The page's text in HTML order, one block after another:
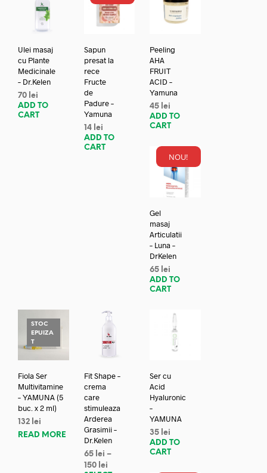
Ulei masaj
cu Plante
Medicinale
– Dr.Kelen
70 lei
ADD TO
CART
Sapun
presat la
rece
Fructe
de
Padure –
Yamuna
14 lei
ADD TO
CART
Peeling
AHA
FRUIT
ACID –
Yamuna
45 lei
ADD TO
CART
NOU!
Gel
masaj
Articulatii
– Luna –
DrKelen
65 lei
ADD TO
CART
STOC
EPUIZA
T
Fiola Ser
Multivitamine
– YAMUNA (5
buc. x 2 ml)
132 lei
READ MORE
Fit Shape –
crema
care
stimuleaza
Arderea
Grasimii –
Dr.Kelen
65 lei –
150 lei
Ser cu
Acid
Hyaluronic
–
YAMUNA
35 lei
ADD TO
CART